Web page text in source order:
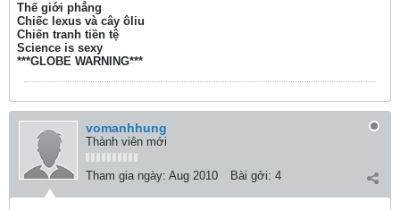
Thế giới phẳng
Chiếc lexus và cây ôliu
Chiến tranh tiền tệ
Science is sexy
***GLOBE WARNING***
vomanhhung
Thành viên mới
Tham gia ngày: Aug 2010 Bài gởi: 4